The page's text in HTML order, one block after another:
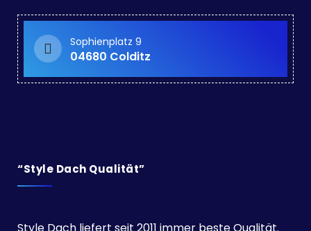
Sophienplatz 9
04680 Colditz
“Style Dach Qualität”
Style Dach liefert seit 2011 immer beste Qualität.